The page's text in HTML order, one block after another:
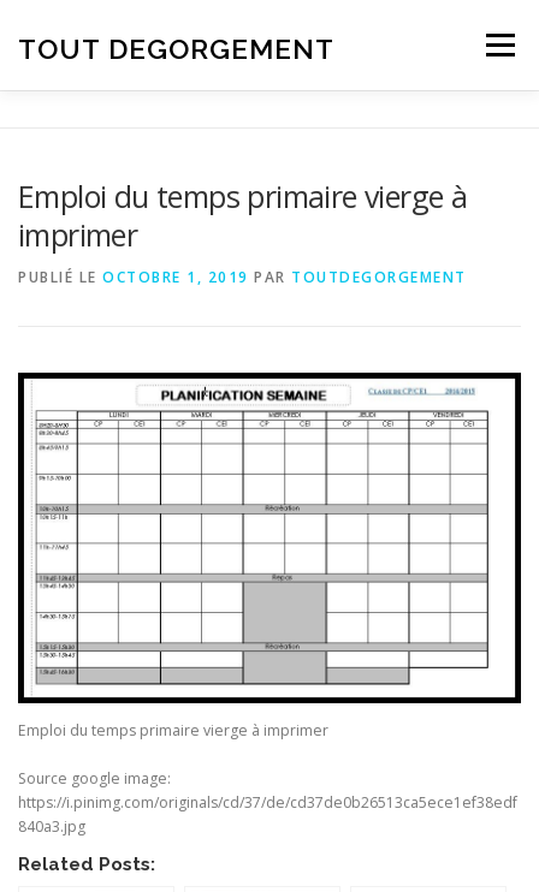
TOUT DEGORGEMENT Menu
Emploi du temps primaire vierge à
imprimer
PUBLIÉ LE OCTOBRE 1, 2019 PAR TOUTDEGORGEMENT
Emploi du temps primaire vierge à imprimer
Source google image:
https://i.pinimg.com/originals/cd/37/de/cd37de0b26513ca5ece1ef38edf
840a3.jpg
Related Posts: